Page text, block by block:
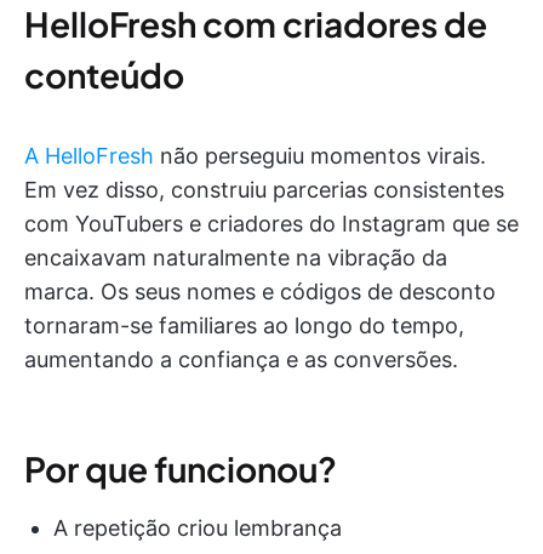
HelloFresh com criadores de
conteúdo
A HelloFresh não perseguiu momentos virais.
Em vez disso, construiu parcerias consistentes
com YouTubers e criadores do Instagram que se
encaixavam naturalmente na vibração da
marca. Os seus nomes e códigos de desconto
tornaram-se familiares ao longo do tempo,
aumentando a confiança e as conversões.
Por que funcionou?
A repetição criou lembrança